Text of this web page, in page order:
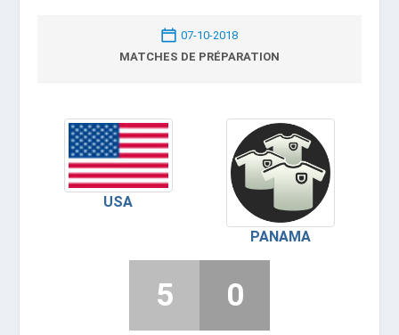
07-10-2018
MATCHES DE PRÉPARATION
USA
PANAMA
5 0